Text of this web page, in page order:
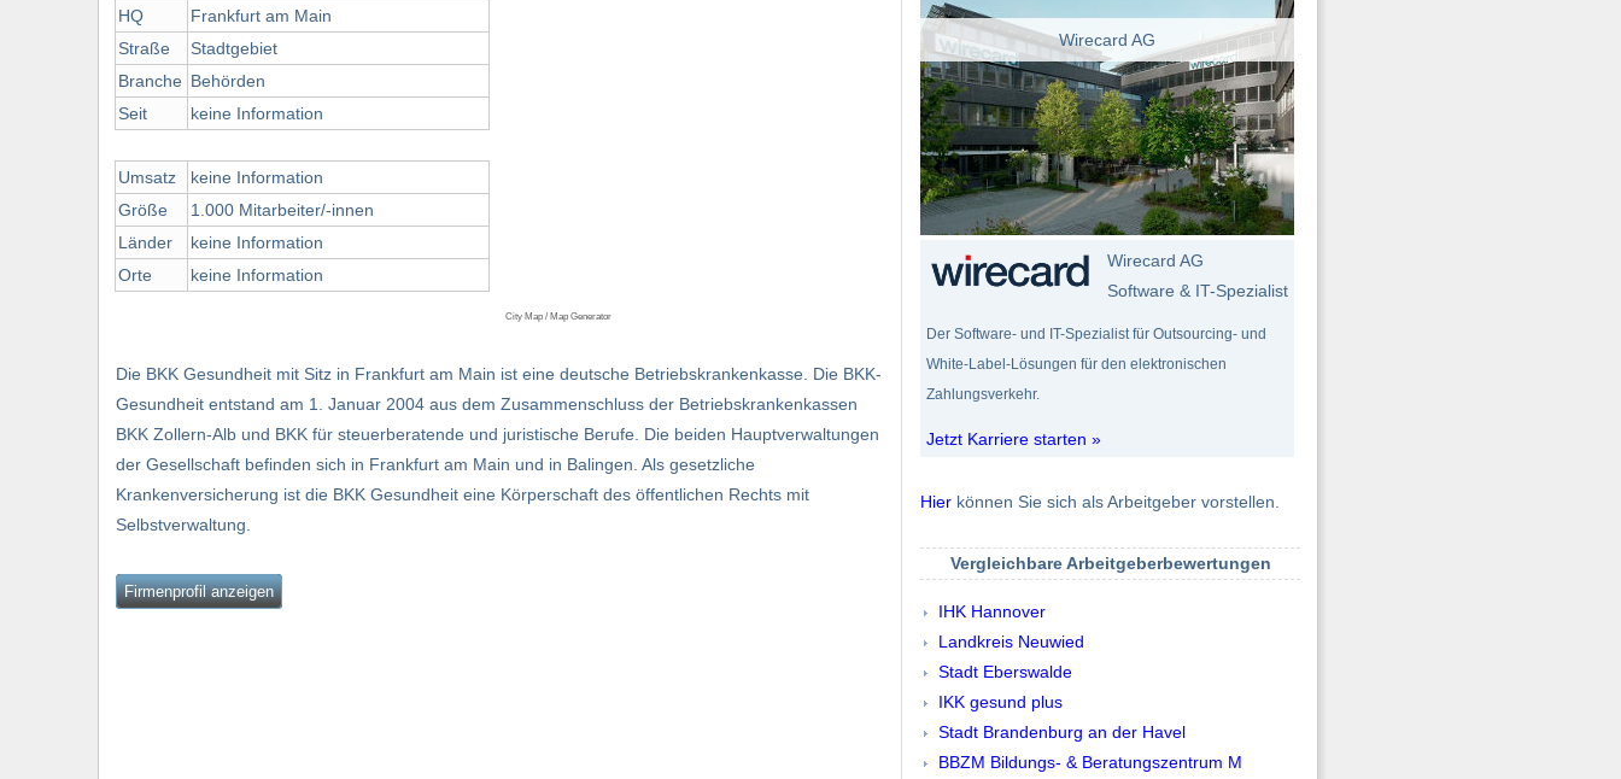
HQ
Straße
Branche
Seit
Umsatz
Größe
Länder
Orte
Frankfurt am Main
Stadtgebiet
Behörden
keine Information
keine Information
1.000 Mitarbeiter/-innen
keine Information
keine Information
City Map / Map Generator
Die BKK Gesundheit mit Sitz in Frankfurt am Main ist eine deutsche Betriebskrankenkasse. Die BKK-
Gesundheit entstand am 1. Januar 2004 aus dem Zusammenschluss der Betriebskrankenkassen
BKK Zollern-Alb und BKK für steuerberatende und juristische Berufe. Die beiden Hauptverwaltungen
der Gesellschaft befinden sich in Frankfurt am Main und in Balingen. Als gesetzliche
Krankenversicherung ist die BKK Gesundheit eine Körperschaft des öffentlichen Rechts mit
Selbstverwaltung.
Firmenprofil anzeigen
Wirecard AG
Wirecard AG
Software & IT-Spezialist
Der Software- und IT-Spezialist für Outsourcing- und
White-Label-Lösungen für den elektronischen
Zahlungsverkehr.
Jetzt Karriere starten »
Hier können Sie sich als Arbeitgeber vorstellen.
Vergleichbare Arbeitgeberbewertungen
IHK Hannover
Landkreis Neuwied
Stadt Eberswalde
IKK gesund plus
Stadt Brandenburg an der Havel
BBZM Bildungs- & Beratungszentrum M